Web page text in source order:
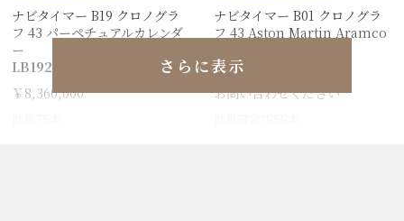
ナビタイマー B19 クロノグラ
フ 43 パーペチュアルカレンダ
ー
LB19211A1C1P1
￥8,360,000
ナビタイマー B01 クロノグラ
フ 43 Aston Martin Aramco
EB01381A1B1X1
お問い合わせください
さらに表示